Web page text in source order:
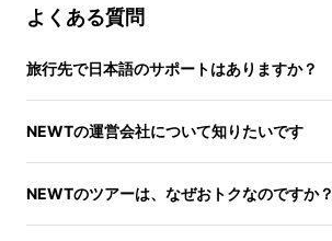
よくある質問
旅行先で日本語のサポートはありますか？
NEWTの運営会社について知りたいです
NEWTのツアーは、なぜおトクなのですか？